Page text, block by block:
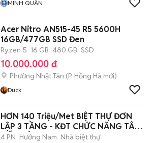
MINH QUÂN
Acer Nitro AN515-45 R5 5600H
16GB/477GB SSD Đen
Ryzen 5 16 GB 480 GB SSD
10.000.000 đ
Phường Nhật Tân (P. Hồng Hà mới)
Duck
HƠN 140 Triệu/Met BIỆT THỰ ĐƠN
LẬP 3 TẦNG - KĐT CHỨC NĂNG TÂY
MỖ - GẦ
4 PN Hướng Nam Nhà biệt thự